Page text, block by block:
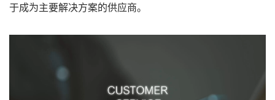
于成为主要解决方案的供应商。